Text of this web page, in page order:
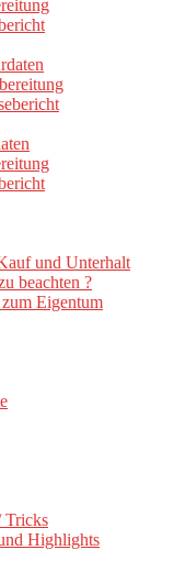
und Unterhalt
beachten ?
Eigentum
Tricks
Highlights